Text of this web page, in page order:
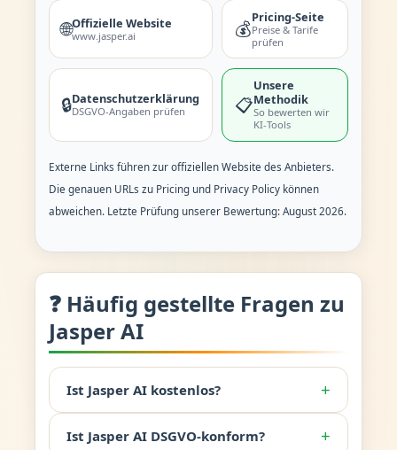
🌐Offizielle Website
www.jasper.ai 💰
Pricing-Seite
Preise & Tarife
prüfen
🔒Datenschutzerklärung
DSGVO-Angaben prüfen 📋
Unsere
Methodik
So bewerten wir
KI-Tools
Externe Links führen zur offiziellen Website des Anbieters.
Die genauen URLs zu Pricing und Privacy Policy können
abweichen. Letzte Prüfung unserer Bewertung: August 2026.
❓ Häufig gestellte Fragen zu
Jasper AI
Ist Jasper AI kostenlos? +
Ist Jasper AI DSGVO-konform? +